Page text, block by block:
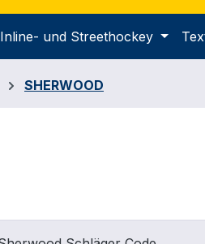
Inline- und Streethockey
SHERWOOD